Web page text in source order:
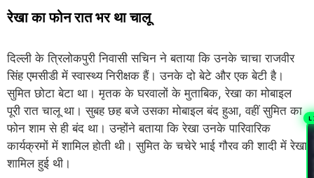
रेखा का फोन रात भर था चालू
दिल्ली के त्रिलोकपुरी निवासी सचिन ने बताया कि उनके चाचा राजवीर
सिंह एमसीडी में स्वास्थ्य निरीक्षक हैं। उनके दो बेटे और एक बेटी है।
सुमित छोटा बेटा था। मृतक के घरवालों के मुताबिक, रेखा का मोबाइल
पूरी रात चालू था। सुबह छह बजे उसका मोबाइल बंद हुआ, वहीं सुमित का
फोन शाम से ही बंद था। उन्होंने बताया कि रेखा उनके पारिवारिक
कार्यक्रमों में शामिल होती थी। सुमित के चचेरे भाई गौरव की शादी में रेखा
शामिल हुई थी।